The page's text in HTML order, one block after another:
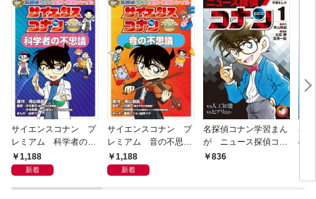
サイエンスコナン プ
レミアム 科学者の不
思議 ～名探偵コナン
実験・観察ファイル～
1,188
新着
サイエンスコナン プ
レミアム 音の不思
議 ～名探偵コナン実
験・観察ファイル～
1,188
新着
名探偵コナン学習まん
が ニュース探偵コナ
ン１～人工知能ｖｓコ
836
名
の